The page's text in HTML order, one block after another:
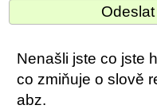
Nenašli jste co jste
co zmiňuje o slově
abz.